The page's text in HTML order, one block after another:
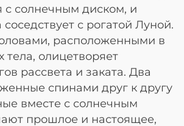
с солнечным диском, и
с рогатой Луной.
расположенными в
тела, олицетворяет
рассвета и заката. Два
спинами друг к другу
вместе с солнечным
прошлое и настоящее,